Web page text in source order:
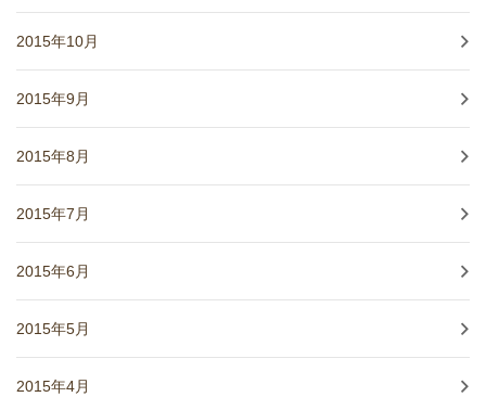
2015年10月
2015年9月
2015年8月
2015年7月
2015年6月
2015年5月
2015年4月